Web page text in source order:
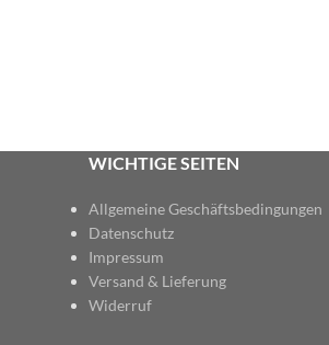
WICHTIGE SEITEN
Allgemeine Geschäftsbedingungen
Datenschutz
Impressum
Versand & Lieferung
Widerruf